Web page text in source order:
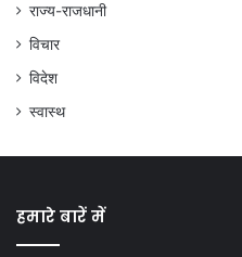
राज्य-राजधानी
विचार
विदेश
स्वास्थ
हमारे बारें में